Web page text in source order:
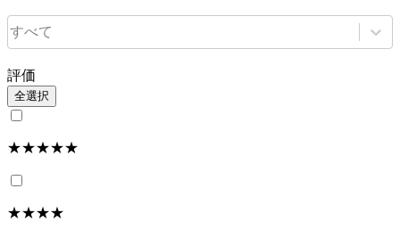
すべて
評価
全選択
★★★★★
★★★★